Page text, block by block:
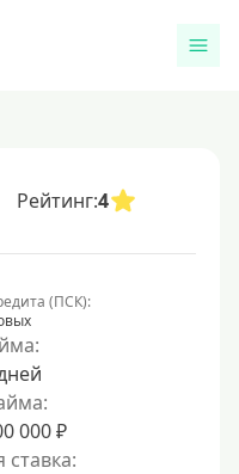
Рейтинг:4
(ПСК):
000 ₽